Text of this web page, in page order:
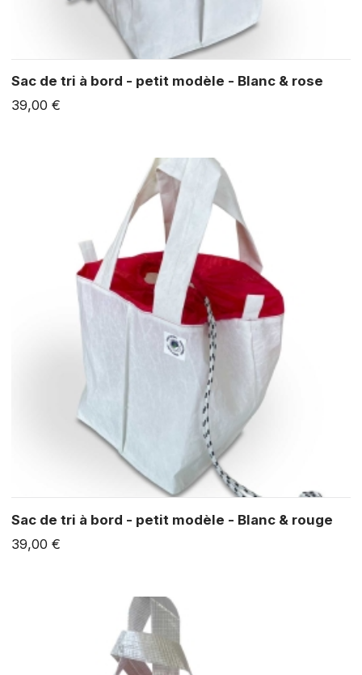
Sac de tri à bord - petit modèle - Blanc & rose
39,00 €
Sac de tri à bord - petit modèle - Blanc & rouge
39,00 €